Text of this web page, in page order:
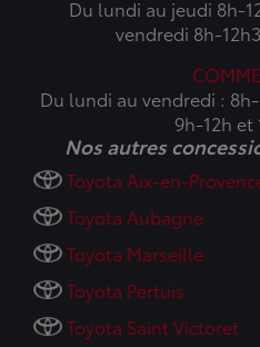
Du lundi au jeudi 8h-
vendredi 8h-
Du lundi au vendredi :
9h-12h et
Nos autres
Toyota Aix-en-
Toyota Aubagne
Toyota Marseille
Toyota Pertuis
Toyota Saint Victoret